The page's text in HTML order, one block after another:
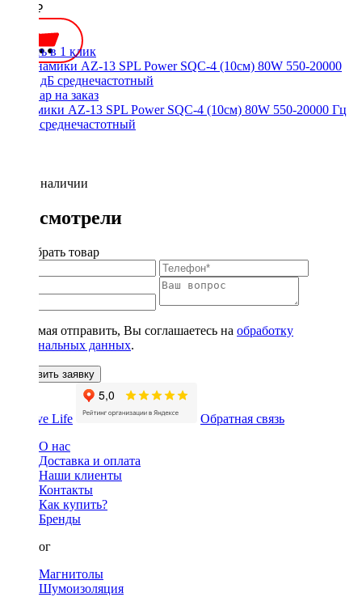
2500 ₽
Купить в 1 клик
Динамики AZ-13 SPL Power SQC-4 (10см) 80W 550-20000 Гц
96 дБ среднечастотный
Нет в наличии
Вы смотрели
Подобрать товар
Нажимая отправить, Вы соглашаетесь на обработку
персональных данных.
Оставить заявку
Обратная связь
О нас
Доставка и оплата
Наши клиенты
Контакты
Как купить?
Бренды
Каталог
Магнитолы
Шумоизоляция